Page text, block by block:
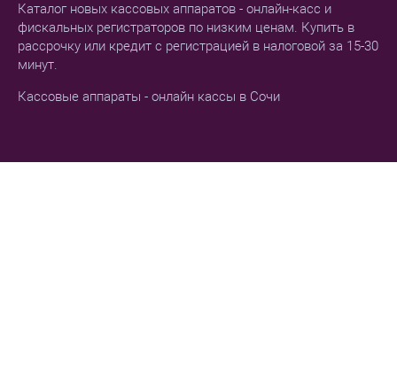
Каталог новых кассовых аппаратов - онлайн-касс и
фискальных регистраторов по низким ценам. Купить в
рассрочку или кредит с регистрацией в налоговой за 15-30
минут.
Кассовые аппараты - онлайн кассы в Сочи